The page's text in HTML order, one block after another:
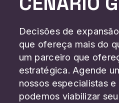
Decisões de
que ofereça mais do
um parceiro que
estratégica. Agende
nossos especialistas
podemos viabilizar